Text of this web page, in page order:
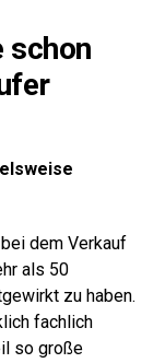
schon
dem Verkauf
als 50
zu haben.
fachlich
so große